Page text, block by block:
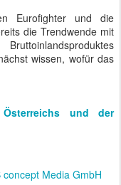
Eurofighter und die
die Trendwende mit
wissen, wofür das
Österreichs und der
concept Media GmbH